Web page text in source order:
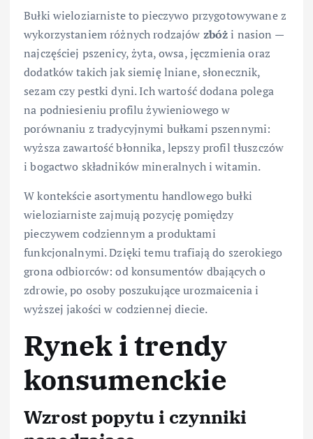
Bułki wieloziarniste to pieczywo przygotowywane z
wykorzystaniem różnych rodzajów zbóżi nasion —
najczęściej pszenicy, żyta, owsa, jęczmienia oraz
dodatków takich jak siemię lniane, słonecznik,
sezam czy pestki dyni. Ich wartość dodana polega
na podniesieniu profilu żywieniowego w
porównaniu z tradycyjnymi bułkami pszennymi:
wyższa zawartość błonnika, lepszy profil tłuszczów
i bogactwo składników mineralnych i witamin.
W kontekście asortymentu handlowego bułki
wieloziarniste zajmują pozycję pomiędzy
pieczywem codziennym a produktami
funkcjonalnymi. Dzięki temu trafiają do szerokiego
grona odbiorców: od konsumentów dbających o
zdrowie, po osoby poszukujące urozmaicenia i
wyższej jakości w codziennej diecie.
Rynek i trendy
konsumenckie
Wzrost popytu i czynniki